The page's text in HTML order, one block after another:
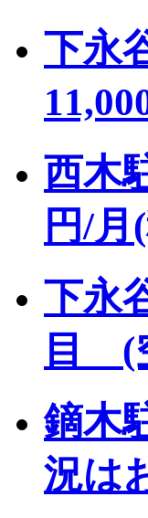
下永
西木
円/月
下永
目 (
鏑木
況は